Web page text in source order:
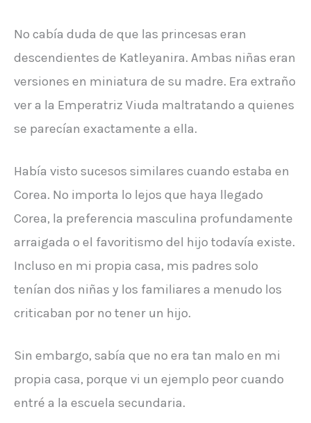
No cabía duda de que las princesas eran
descendientes de Katleyanira. Ambas niñas eran
versiones en miniatura de su madre. Era extraño
ver a la Emperatriz Viuda maltratando a quienes
se parecían exactamente a ella.
Había visto sucesos similares cuando estaba en
Corea. No importa lo lejos que haya llegado
Corea, la preferencia masculina profundamente
arraigada o el favoritismo del hijo todavía existe.
Incluso en mi propia casa, mis padres solo
tenían dos niñas y los familiares a menudo los
criticaban por no tener un hijo.
Sin embargo, sabía que no era tan malo en mi
propia casa, porque vi un ejemplo peor cuando
entré a la escuela secundaria.